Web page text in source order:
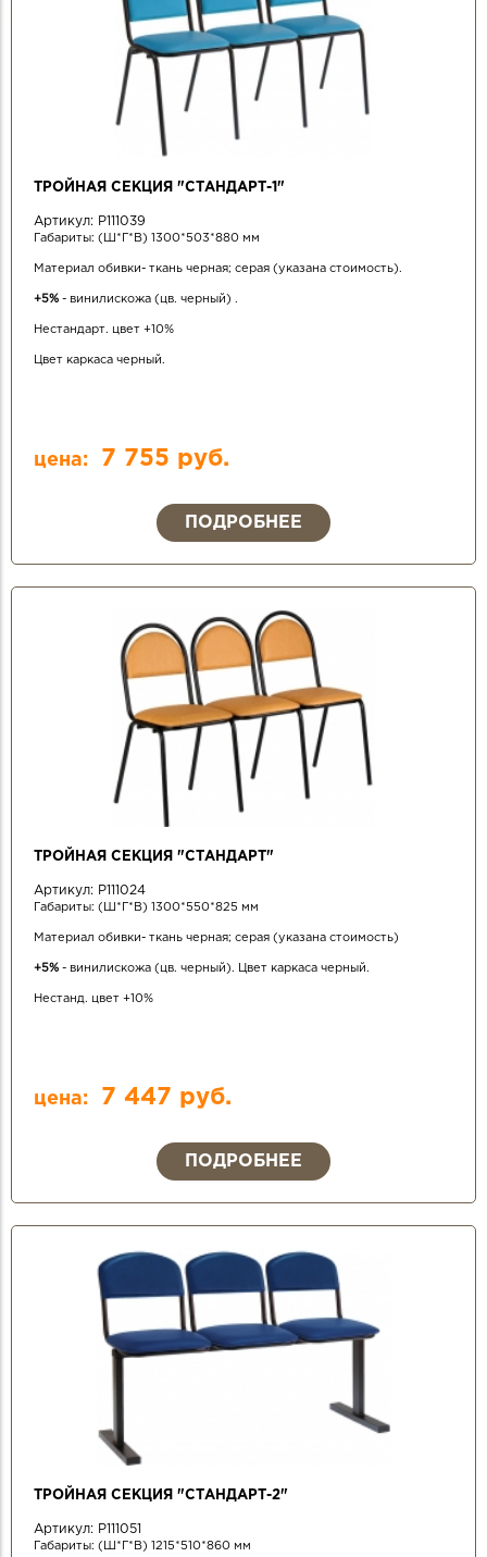
ТРОЙНАЯ СЕКЦИЯ "СТАНДАРТ-1"
Артикул: Р111039
Габариты: (Ш*Г*В) 1300*503*880 мм
Материал обивки- ткань черная; серая (указана стоимость).
+5% - винилискожа (цв. черный) .
Нестандарт. цвет +10%
Цвет каркаса черный.
цена: 7 755 руб.
ПОДРОБНЕЕ
ТРОЙНАЯ СЕКЦИЯ "СТАНДАРТ"
Артикул: Р111024
Габариты: (Ш*Г*В) 1300*550*825 мм
Материал обивки- ткань черная; серая (указана стоимость)
+5% - винилискожа (цв. черный). Цвет каркаса черный.
Нестанд. цвет +10%
цена: 7 447 руб.
ПОДРОБНЕЕ
ТРОЙНАЯ СЕКЦИЯ "СТАНДАРТ-2"
Артикул: Р111051
Габариты: (Ш*Г*В) 1215*510*860 мм